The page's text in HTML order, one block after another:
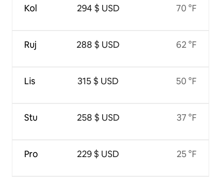
Kol
Ruj
Lis
Stu
Pro
294 $ USD
288 $ USD
315 $ USD
258 $ USD
229 $ USD
70 °F
62 °F
50 °F
37 °F
25 °F